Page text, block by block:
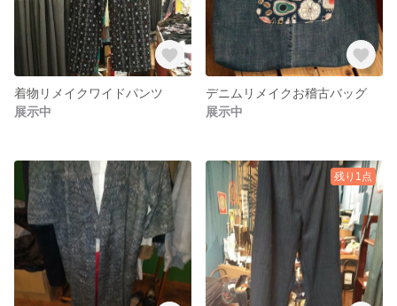
着物リメイクワイドパンツ
展示中
デニムリメイクお稽古バッグ
展示中
残り1点